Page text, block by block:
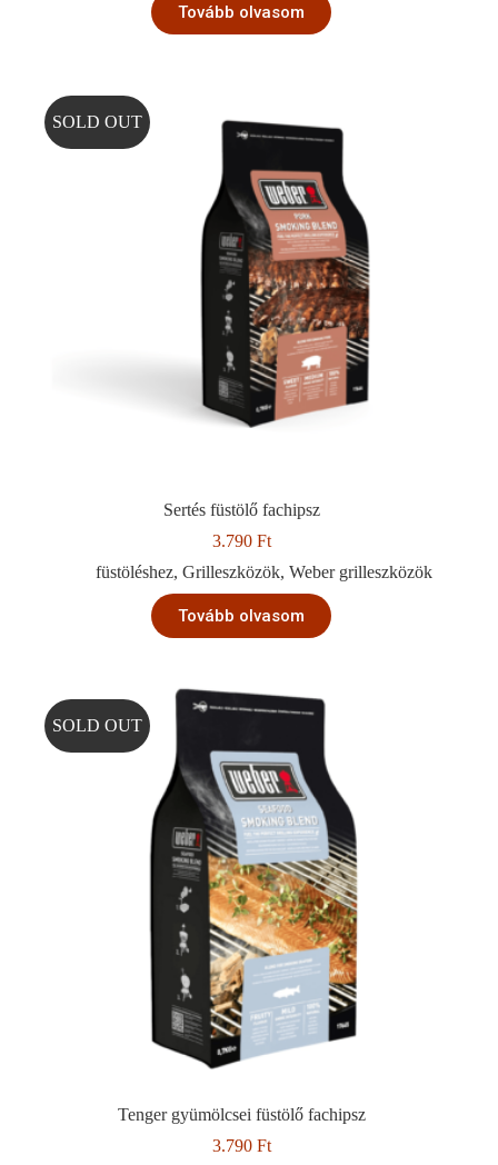
Tovább olvasom
SOLD OUT
Sertés füstölő fachipsz
3.790 Ft
füstöléshez, Grilleszközök, Weber grilleszközök
Tovább olvasom
SOLD OUT
Tenger gyümölcsei füstölő fachipsz
3.790 Ft